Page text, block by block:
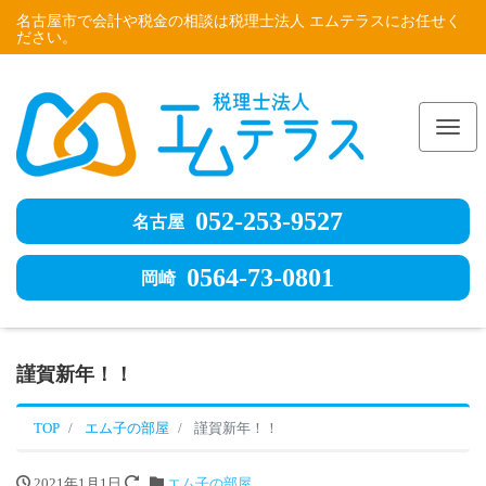
名古屋市で会計や税金の相談は税理士法人 エムテラスにお任せく
ださい。
名古屋 052-253-9527
岡崎 0564-73-0801
謹賀新年！！
TOP エム子の部屋 謹賀新年！！